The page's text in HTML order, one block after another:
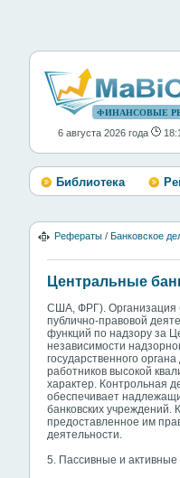
ФИНАНСОВЫЕ
6 августа 2026 года
Библиотека
Рефераты / Банковское
Центральные
США, ФРГ). Организация
публично-правовой
функций по надзору за
независимости
государственного
работников высокой
характер. Контрольная
обеспечивает
банковских учреждений.
предоставленное им
деятельности.
5. Пассивные и